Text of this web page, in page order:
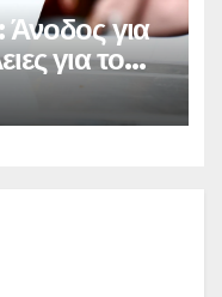
για
για το